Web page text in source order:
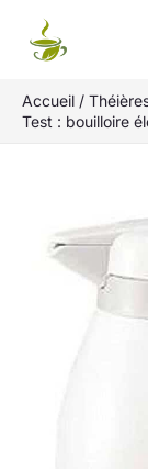
Accueil
Test : bouilloire